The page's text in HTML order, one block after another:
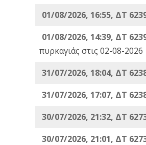
01/08/2026, 16:55, ΔΤ
01/08/2026, 14:39, ΔΤ
πυρκαγιάς στις 02-08-2026
31/07/2026, 18:04, ΔΤ
31/07/2026, 17:07, ΔΤ
30/07/2026, 21:32, ΔΤ
30/07/2026, 21:01, ΔΤ